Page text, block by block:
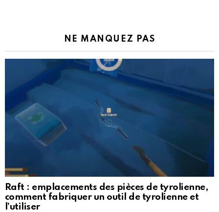
NE MANQUEZ PAS
Raft : emplacements des pièces de tyrolienne,
comment fabriquer un outil de tyrolienne et
l’utiliser